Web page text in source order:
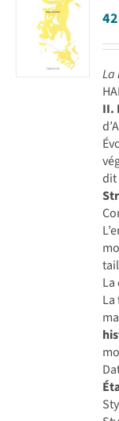
La
II.
dit